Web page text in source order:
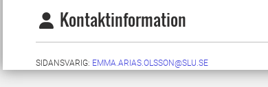
Kontaktinformation
SIDANSVARIG: EMMA.ARIAS.OLSSON@SLU.SE